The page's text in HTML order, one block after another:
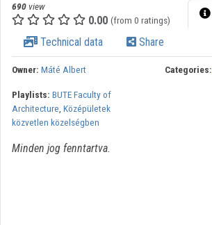
Organization discovery
Categories
Organization playlists
Organizations
Contributors
690 view
0.00 (from 0 ratings)
Technical data Share
Owner: Máté Albert Categories:
Playlists: BUTE Faculty of
Architecture, Középületek
közvetlen közelségben
Minden jog fenntartva.